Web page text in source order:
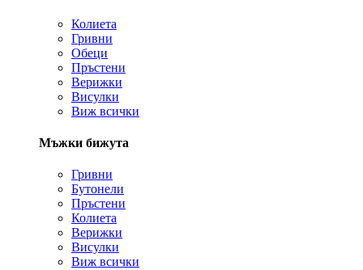
Колиета
Гривни
Обеци
Пръстени
Верижки
Висулки
Виж всички
Мъжки бижута
Гривни
Бутонели
Пръстени
Колиета
Верижки
Висулки
Виж всички